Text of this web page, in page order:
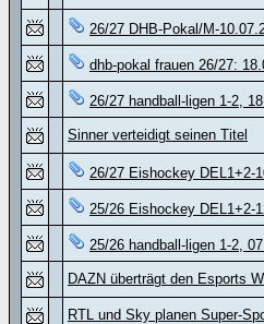
26/27 DHB-Pokal/M-
dhb-pokal frauen 26/27:
26/27 handball-ligen 1-2,
Sinner verteidigt seinen Titel
26/27 Eishockey DEL1+2-
25/26 Eishockey DEL1+2-
25/26 handball-ligen 1-2,
DAZN überträgt den Esports
RTL und Sky planen Super-